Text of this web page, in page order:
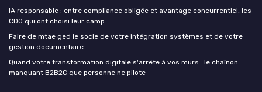
IA responsable : entre compliance obligée et avantage concurrentiel, les
CDO qui ont choisi leur camp
Faire de mtae ged le socle de votre intégration systèmes et de votre
gestion documentaire
Quand votre transformation digitale s'arrête à vos murs : le chaînon
manquant B2B2C que personne ne pilote